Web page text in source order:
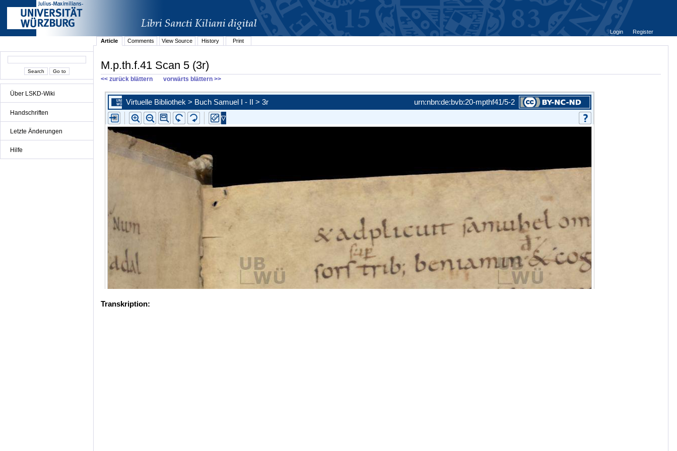
Über LSKD-Wiki
Handschriften
Letzte Änderungen
Hilfe
Login
Register
Article
Comments View Source History Print
M.p.th.f.41 Scan 5 (3r)
<< zurück blättern vorwärts blättern >>
Transkription: